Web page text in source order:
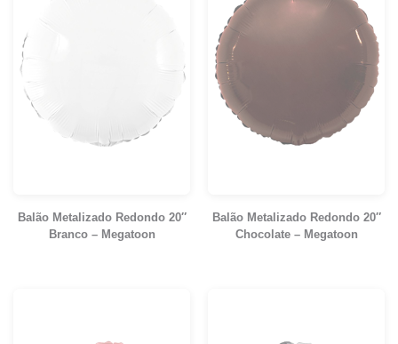
Balão Metalizado Redondo 20″
Branco – Megatoon
Balão Metalizado Redondo 20″
Chocolate – Megatoon